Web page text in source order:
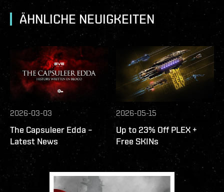
ÄHNLICHE NEUIGKEITEN
2026-03-03
The Capsuleer Edda –
Latest News
2026-05-15
Up to 23% Off PLEX +
Free SKINs